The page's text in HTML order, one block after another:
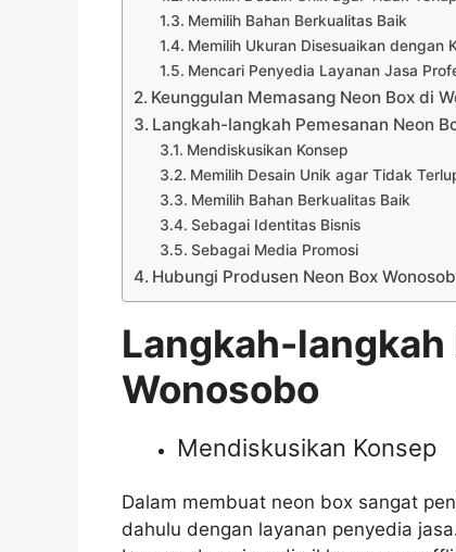
Memilih Bahan Berkualitas Baik
Memilih Ukuran Disesuaikan dengan
Mencari Penyedia Layanan Jasa
Keunggulan Memasang Neon Box di
Langkah-langkah Pemesanan Neon
Mendiskusikan Konsep
Memilih Desain Unik agar Tidak
Memilih Bahan Berkualitas Baik
Sebagai Identitas Bisnis
Sebagai Media Promosi
Hubungi Produsen Neon Box
Langkah-langkah
Wonosobo
Mendiskusikan Konsep
Dalam membuat neon box sangat
dahulu dengan layanan penyedia